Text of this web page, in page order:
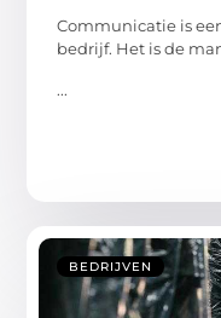
Communicatie is
bedrijf. Het is de
...
BEDRIJVEN